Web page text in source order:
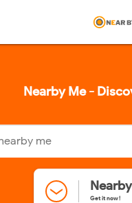
Nearby Me -
Get it now !